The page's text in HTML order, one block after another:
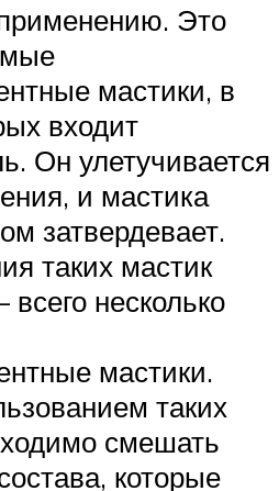
Это
мастики, в
входит
Он улетучивается
и мастика
затвердевает.
таких мастик
несколько
мастики.
таких
смешать
которые